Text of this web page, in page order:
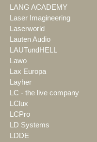
LANG ACADEMY
Laser Imagineering
Laserworld
Lauten Audio
LAUTundHELL
Lawo
Lax Europa
Layher
LC - the live company
LClux
LCPro
LD Systems
LDDE